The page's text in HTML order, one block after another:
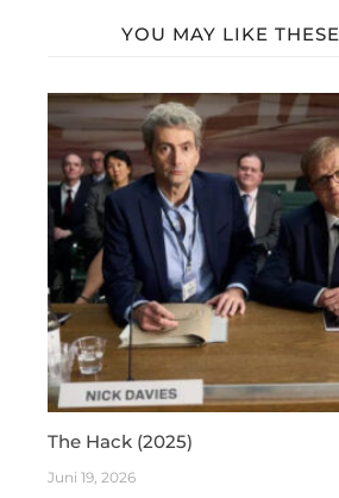
YOU MAY LIKE
The Hack (2025)
Juni 19, 2026